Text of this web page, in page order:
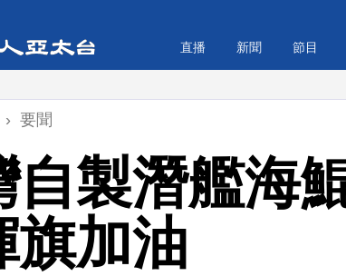
直播 新聞 節目
› 要聞
自製潛艦海
旗加油